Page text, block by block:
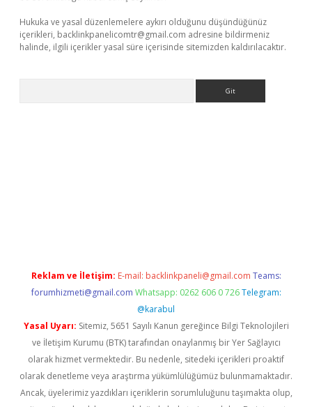
Hukuka ve yasal düzenlemelere aykırı olduğunu düşündüğünüz
içerikleri, backlinkpanelicomtr@gmail.com adresine bildirmeniz
halinde, ilgili içerikler yasal süre içerisinde sitemizden kaldırılacaktır.
Reklam ve İletişim: E-mail: backlinkpaneli@gmail.com Teams:
forumhizmeti@gmail.com Whatsapp: 0262 606 0 726 Telegram:
@karabul
Yasal Uyarı: Sitemiz, 5651 Sayılı Kanun gereğince Bilgi Teknolojileri
ve İletişim Kurumu (BTK) tarafından onaylanmış bir Yer Sağlayıcı
olarak hizmet vermektedir. Bu nedenle, sitedeki içerikleri proaktif
olarak denetleme veya araştırma yükümlülüğümüz bulunmamaktadır.
Ancak, üyelerimiz yazdıkları içeriklerin sorumluluğunu taşımakta olup,